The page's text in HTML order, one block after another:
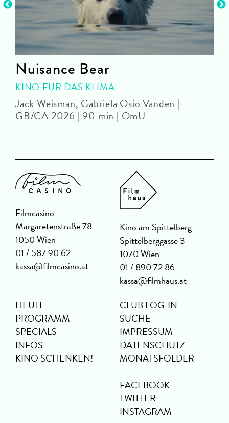
Nuisance Bear
KINO FÜR DAS KLIMA
Jack Weisman, Gabriela Osio Vanden |
GB/CA 2026 | 90 min | OmU
Filmcasino
Margaretenstraße 78
1050 Wien
01 / 587 90 62
kassa@filmcasino.at
Kino am Spittelberg
Spittelberggasse 3
1070 Wien
01 / 890 72 86
kassa@filmhaus.at
HEUTE
PROGRAMM
SPECIALS
INFOS
KINO SCHENKEN!
CLUB LOG-IN
SUCHE
IMPRESSUM
DATENSCHUTZ
MONATSFOLDER
FACEBOOK
TWITTER
INSTAGRAM